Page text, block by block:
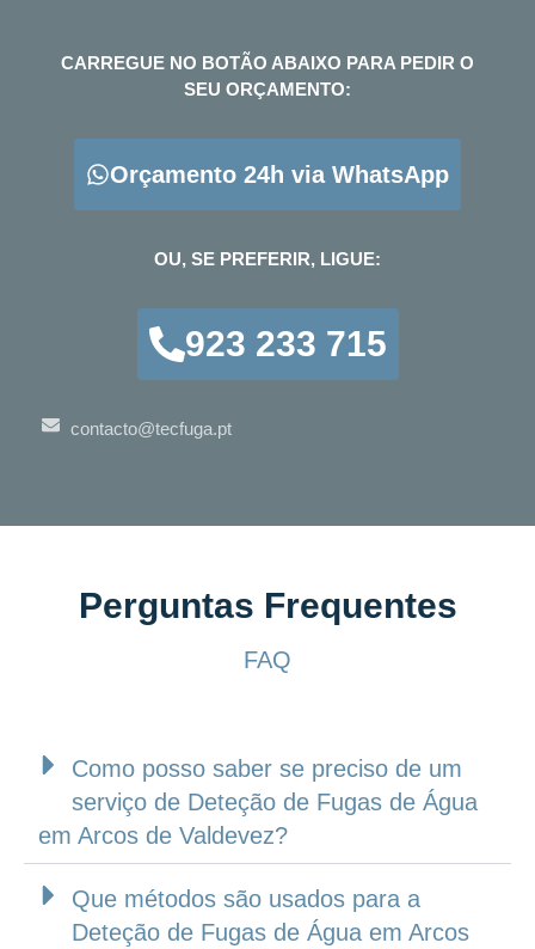
CARREGUE NO BOTÃO ABAIXO PARA PEDIR O
SEU ORÇAMENTO:
Orçamento 24h via WhatsApp
OU, SE PREFERIR, LIGUE:
923 233 715
contacto@tecfuga.pt
Perguntas Frequentes
FAQ
Como posso saber se preciso de um
serviço de Deteção de Fugas de Água
em Arcos de Valdevez?
Que métodos são usados para a
Deteção de Fugas de Água em Arcos